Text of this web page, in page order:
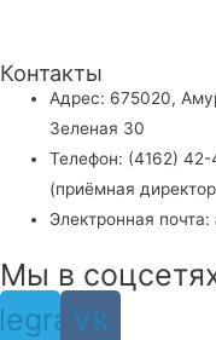
Контакты
Адрес: 675020,
Зеленая 30
Телефон: (4162)
(приёмная
Электронная почта:
Мы в
Vk